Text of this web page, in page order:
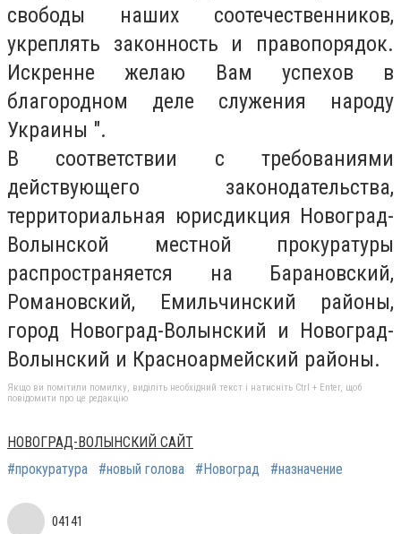
свободы наших соотечественников,
укреплять законность и правопорядок.
Искренне желаю Вам успехов в
благородном деле служения народу
Украины ".
В соответствии с требованиями
действующего законодательства,
территориальная юрисдикция Новоград-
Волынской местной прокуратуры
распространяется на Барановский,
Романовский, Емильчинский районы,
город Новоград-Волынский и Новоград-
Волынский и Красноармейский районы.
Якщо ви помітили помилку, виділіть необхідний текст і натисніть Ctrl + Enter, щоб
повідомити про це редакцію
НОВОГРАД-ВОЛЫНСКИЙ САЙТ
#прокуратура
#новый голова #Новоград #назначение
04141